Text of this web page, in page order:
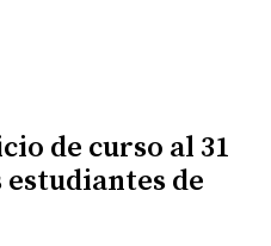
de curso al 31
estudiantes de